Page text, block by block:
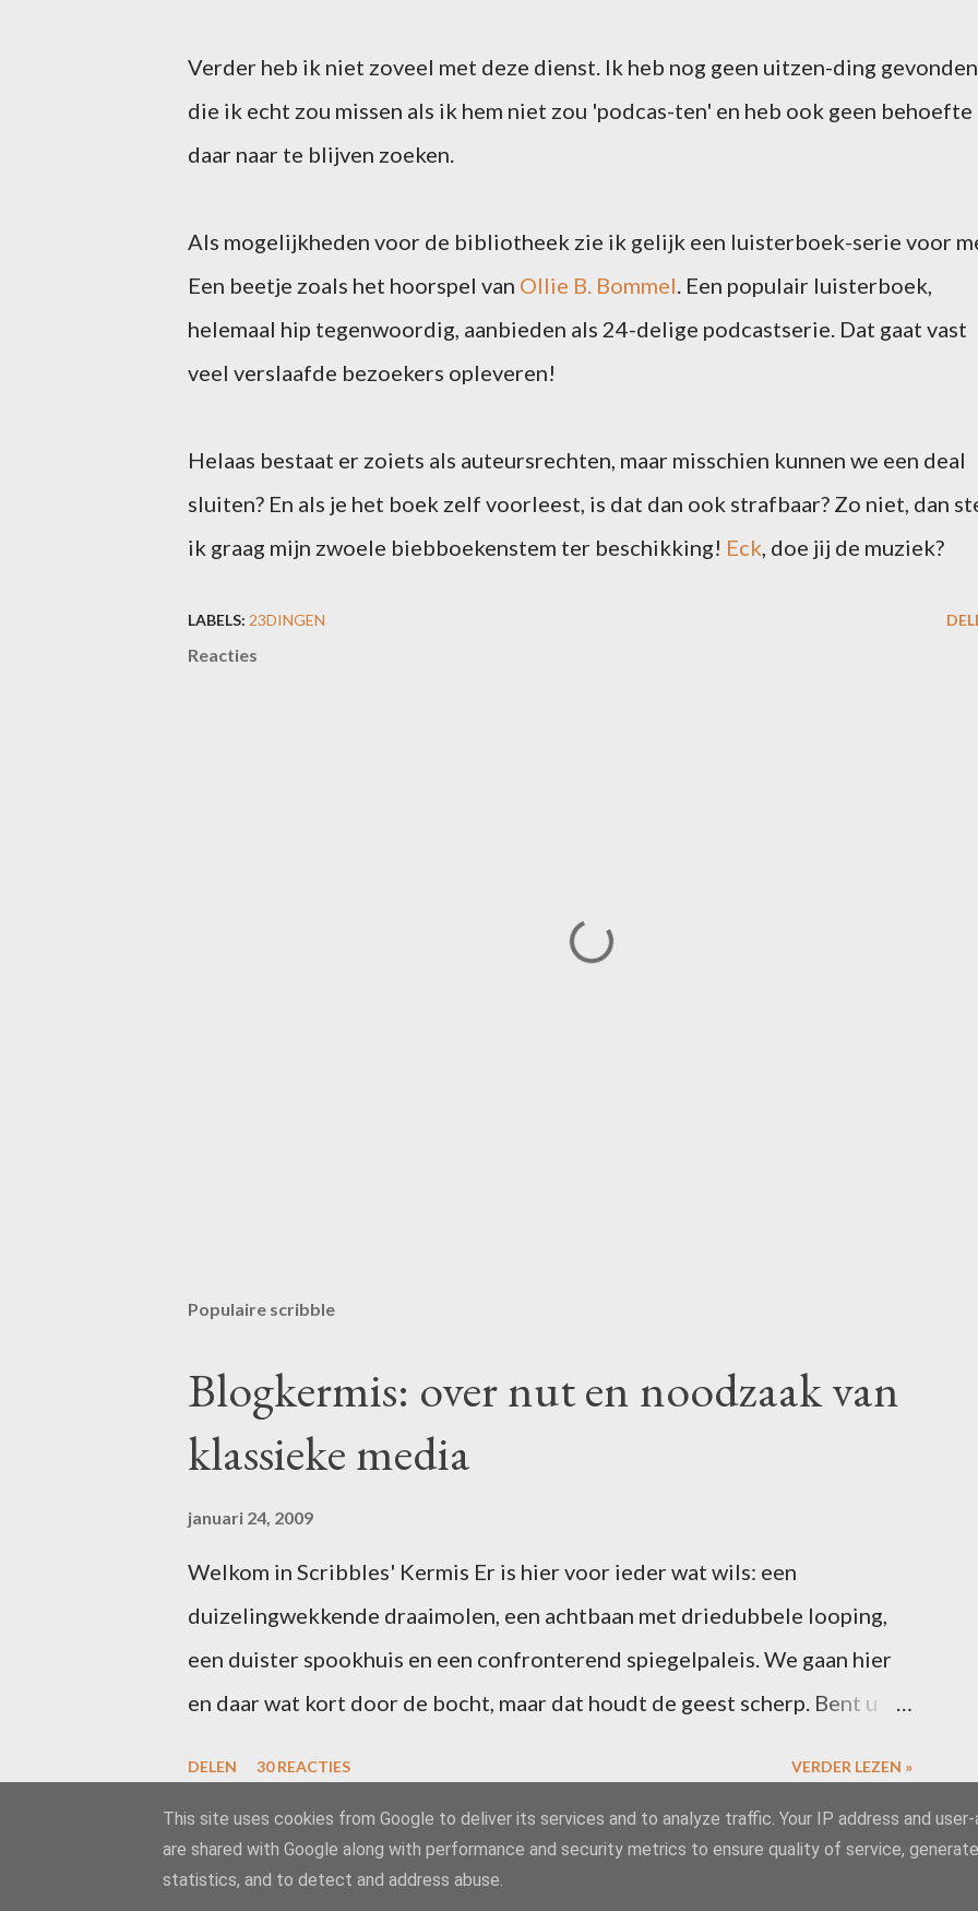
Verder heb ik niet zoveel met deze dienst. Ik heb nog geen uitzen-ding gevonden
die ik echt zou missen als ik hem niet zou 'podcas-ten' en heb ook geen behoefte
daar naar te blijven zoeken.
Als mogelijkheden voor de bibliotheek zie ik gelijk een luisterboek-serie voor
Een beetje zoals het hoorspel van Ollie B. Bommel. Een populair luisterboek,
helemaal hip tegenwoordig, aanbieden als 24-delige podcastserie. Dat gaat vast
veel verslaafde bezoekers opleveren!
Helaas bestaat er zoiets als auteursrechten, maar misschien kunnen we een deal
sluiten? En als je het boek zelf voorleest, is dat dan ook strafbaar? Zo niet, dan
ik graag mijn zwoele biebboekenstem ter beschikking! Eck, doe jij de muziek?
LABELS: 23DINGEN
Reacties
Populaire scribble
Blogkermis: over nut en noodzaak van
klassieke media
januari 24, 2009
Welkom in Scribbles' Kermis Er is hier voor ieder wat wils: een
duizelingwekkende draaimolen, een achtbaan met driedubbele looping,
een duister spookhuis en een confronterend spiegelpaleis. We gaan hier
en daar wat kort door de bocht, maar dat houdt de geest scherp. Bent u
in één of meer van de attracties. Vergeet niet te linken naar deze post, dan
zal ik uw ideeën toevoegen aan de slotcarousel. Alle riemen vast? Dan
gaan we los! Het is inmiddels wetenschappelijk bewezen … dat leerlingen
DELEN 30 REACTIES VERDER LEZEN »
Mogelijk gemaakt door Blogger
This site uses cookies from Google to deliver its services and to analyze traffic. Your IP address and
are shared with Google along with performance and security metrics to ensure quality of service,
statistics, and to detect and address abuse.